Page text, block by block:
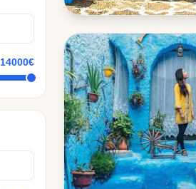
14000€